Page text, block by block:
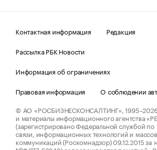
Контактная информация
Редакция
Рассылка РБК Новости
Информация об ограничениях
Правовая информация
О соблюдении
© АО «РОСБИЗНЕСКОНСАЛТИНГ»,
и материалы информационного агентства
(зарегистрировано Федеральной службой
связи, информационных технологий и
коммуникаций (Роскомнадзор) 09.12.2015